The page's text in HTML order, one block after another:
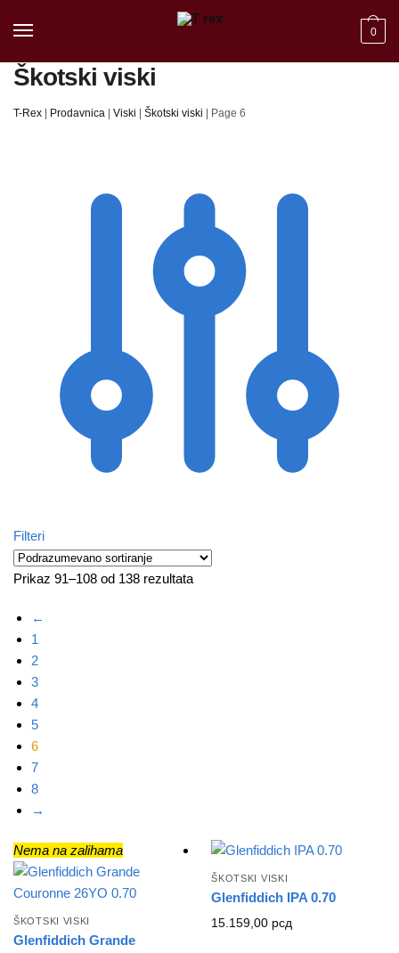
0
Škotski viski
T-Rex Prodavnica Viski Škotski viski Page 6
Filteri
Prikaz 91–108 od 138 rezultata
←
1
2
3
4
5
6
7
8
→
Nema na zalihama
ŠKOTSKI VISKI
Glenfiddich Grande
ŠKOTSKI VISKI
Glenfiddich IPA 0.70
15.159,00 рсд